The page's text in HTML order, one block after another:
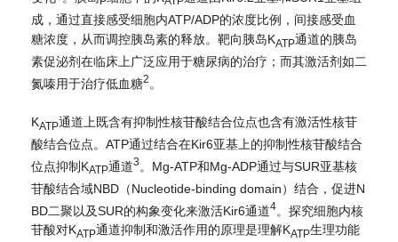
成，通过直接感受细胞内ATP/ADP的浓度比例，间接感受血
糖浓度，从而调控胰岛素的释放。靶向胰岛KATP通道的胰岛
素促泌剂在临床上广泛应用于糖尿病的治疗；而其激活剂如二
氮嗪用于治疗低血糖2 。
KATP通道上既含有抑制性核苷酸结合位点也含有激活性核苷
酸结合位点。ATP通过结合在Kir6亚基上的抑制性核苷酸结合
位点抑制KATP通道3 。Mg-ATP和Mg-ADP通过与SUR亚基核
苷酸结合域NBD（Nucleotide-binding domain）结合，促进N
BD二聚以及SUR的构象变化来激活Kir6通道4。探究细胞内核
苷酸对KATP通道抑制和激活作用的原理是理解KATP生理功能